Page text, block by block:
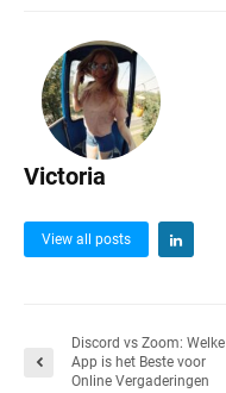
Victoria
View all posts
Discord vs Zoom: Welke
App is het Beste voor
Online Vergaderingen